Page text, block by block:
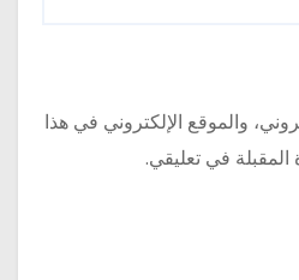
والموقع الإلكتروني في هذا
المقبلة في تعليقي.